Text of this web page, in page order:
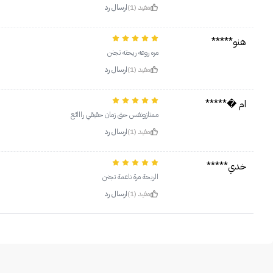
مفيد (1) ارسال رد
هنو*****
مره روعه ريحته تجنن
مفيد (1)
ارسال رد
ام �*****
ممتازونفس حق زمان حقيقي رااائع
مفيد (1)
ارسال رد
خدي*****
‏الريحة مرة ناعمة تجنن
مفيد (1)
ارسال رد